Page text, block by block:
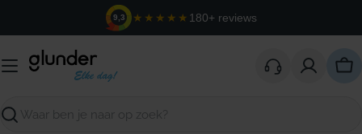
inhoud
9,3 ★★★★★ 180+ reviews
Zoeken